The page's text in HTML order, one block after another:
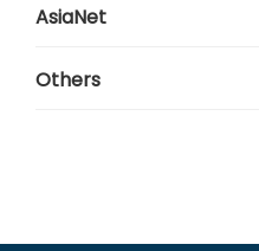
AsiaNet
Others